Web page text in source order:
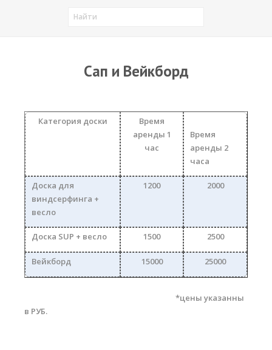
Активности
Вингфойлинг
Виндсерфинг
Кайтсерфинг
Новости
Медиа
Медиа архив
Сап и Вейкборд
Категория доски
Время
аренды 1
час
Время
аренды 2
часа
Доска для
виндсерфинга +
весло
1200 2000
Доска SUP + весло 1500 2500
Вейкборд 15000 25000
*цены указанны
в РУБ.